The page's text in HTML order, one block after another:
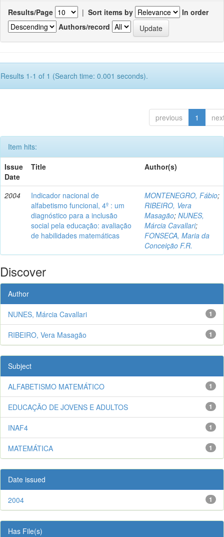
Results/Page | Sort items by
In order
Authors/record
Results 1-1 of 1 (Search time: 0.001 seconds).
previous 1
Item hits:
Issue
Date
Title Author(s)
2004
Indicador nacional de
alfabetismo funcional, 4º : um
diagnóstico para a inclusão
social pela educação: avaliação
de habilidades matemáticas
MONTENEGRO, Fábio;
RIBEIRO, Vera
Masagão; NUNES,
Márcia Cavallari;
FONSECA, Maria da
Conceição F.R.
Discover
Author
1
NUNES, Márcia Cavallari
1
RIBEIRO, Vera Masagão
Subject
1
ALFABETISMO MATEMÁTICO
1
EDUCAÇÃO DE JOVENS E ADULTOS
1
INAF4
1
MATEMÁTICA
Date issued
1
2004
Has File(s)